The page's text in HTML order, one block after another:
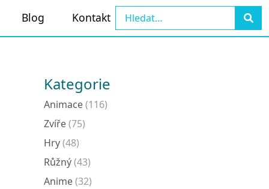
Blog Kontakt
Kategorie
Animace(116)
Zvíře(75)
Hry(48)
Růžný(43)
Anime(32)